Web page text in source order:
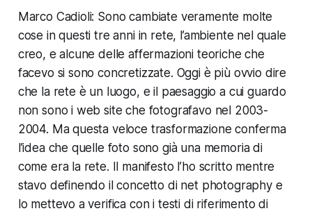
Marco Cadioli: Sono cambiate veramente molte
cose in questi tre anni in rete, l’ambiente nel quale
creo, e alcune delle affermazioni teoriche che
facevo si sono concretizzate. Oggi è più ovvio dire
che la rete è un luogo, e il paesaggio a cui guardo
non sono i web site che fotografavo nel 2003-
2004. Ma questa veloce trasformazione conferma
l’idea che quelle foto sono già una memoria di
come era la rete. Il manifesto l’ho scritto mentre
stavo definendo il concetto di net photography e
lo mettevo a verifica con i testi di riferimento di